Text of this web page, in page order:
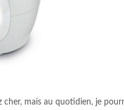
cher, mais au quotidien, je